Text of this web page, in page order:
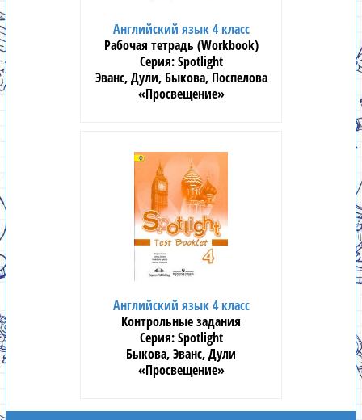
Английский язык 4 класс
Рабочая тетрадь (Workbook)
Spotlight
Эванс, Дули, Быкова, Поспелова
«Просвещение»
Английский язык 4 класс
Контрольные задания
Spotlight
Быкова, Эванс, Дули
«Просвещение»